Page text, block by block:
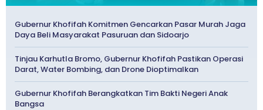
Gubernur Khofifah Komitmen Gencarkan Pasar Murah Jaga
Daya Beli Masyarakat Pasuruan dan Sidoarjo
Tinjau Karhutla Bromo, Gubernur Khofifah Pastikan Operasi
Darat, Water Bombing, dan Drone Dioptimalkan
Gubernur Khofifah Berangkatkan Tim Bakti Negeri Anak
Bangsa